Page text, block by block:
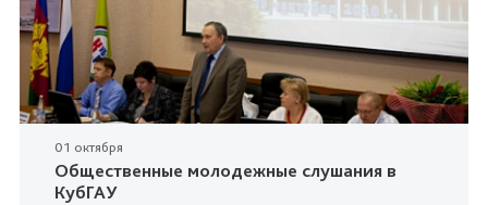
01 октября
Общественные молодежные слушания в
КубГАУ